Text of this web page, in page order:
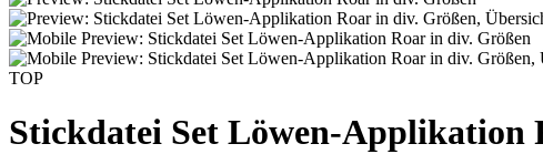
TOP
Stickdatei Set Löwen-Applikation